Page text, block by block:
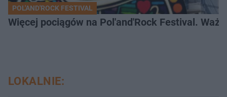
POL'AND'ROCK FESTIVAL
Więcej pociągów na Pol'and'Rock Festival.
LOKALNIE: